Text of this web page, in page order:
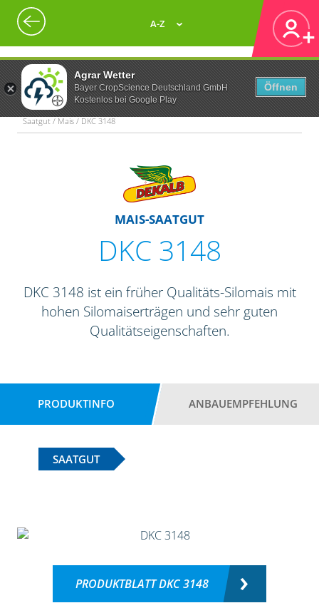
Agrar Wetter
Bayer CropScience Deutschland GmbH
Kostenlos bei Google Play
Öffnen
A-Z
Saatgut / Mais / DKC 3148
MAIS-SAATGUT
DKC 3148
DKC 3148 ist ein früher Qualitäts-Silomais mit
hohen Silomaiserträgen und sehr guten
Qualitätseigenschaften.
PRODUKTINFO ANBAUEMPFEHLUNG
SAATGUT
PRODUKTBLATT DKC 3148